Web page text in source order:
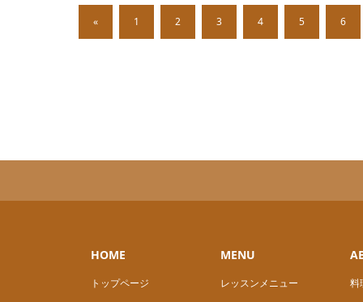
« 1 2 3 4 5 6
HOME
トップページ
MENU
レッスンメニュー 料